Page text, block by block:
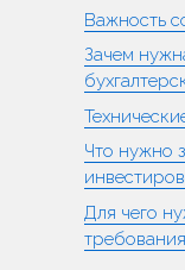
Важность
Зачем
Что нужно
Для чего